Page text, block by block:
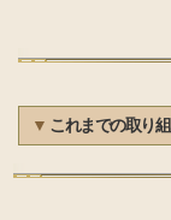
▼ これまでの取り